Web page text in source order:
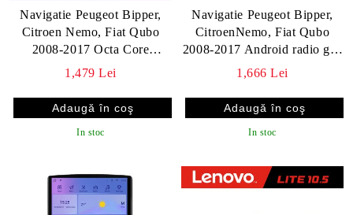
Navigatie Peugeot Bipper,
Citroen Nemo, Fiat Qubo
2008-2017 Octa Core
EDOTEC-LITE Android
Carplay Android auto v1
1,479 Lei
In stoc
Navigatie Peugeot Bipper,
CitroenNemo, Fiat Qubo
2008-2017 Android radio gps
internet 4+64 carplay android
v1
1,666 Lei
In stoc